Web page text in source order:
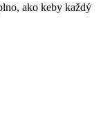
ako keby každý